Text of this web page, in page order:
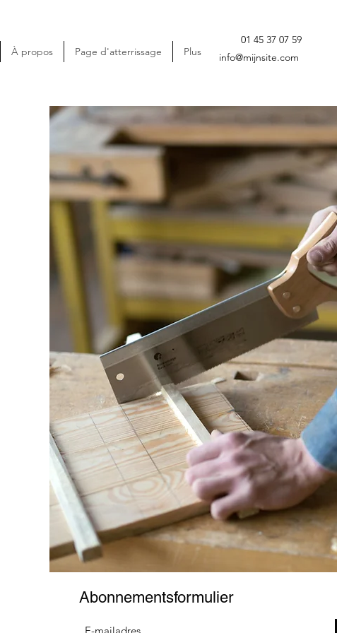
À propos Page d'atterrissage Plus
01 45 37 07 59
info@mijnsite.com
Abonnementsformulier